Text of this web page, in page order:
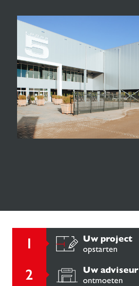
Uw project
opstarten
Uw adviseur
ontmoeten